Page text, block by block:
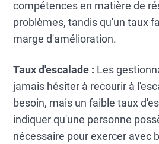
compétences en matière de
problèmes, tandis qu'un taux
marge d'amélioration.
Taux d'escalade : Les
jamais hésiter à recourir à
besoin, mais un faible taux
indiquer qu'une personne
nécessaire pour exercer avec